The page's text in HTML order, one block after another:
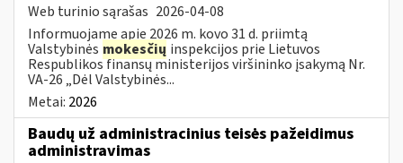
Web turinio sąrašas 2026-04-08
Informuojame apie 2026 m. kovo 31 d. priimtą
Valstybinės mokesčių inspekcijos prie Lietuvos
Respublikos finansų ministerijos viršininko įsakymą Nr.
VA-26 „Dėl Valstybinės...
Metai: 2026
Baudų už administracinius teisės pažeidimus
administravimas